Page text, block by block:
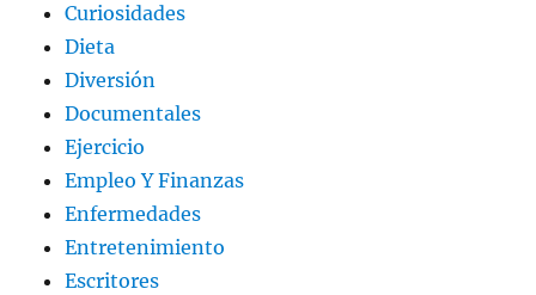
Curiosidades
Dieta
Diversión
Documentales
Ejercicio
Empleo Y Finanzas
Enfermedades
Entretenimiento
Escritores